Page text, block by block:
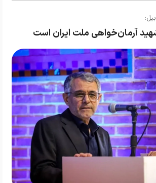
آرمان‌خواهی ملت ایران است